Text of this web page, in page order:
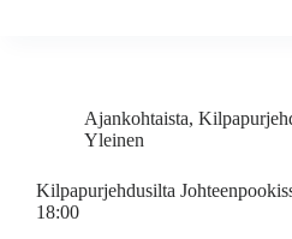
Ajankohtaista,
Yleinen
Kilpapurjehdusilta
18:00